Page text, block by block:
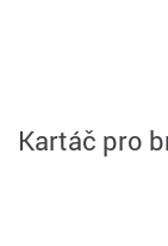
Kartáč pro